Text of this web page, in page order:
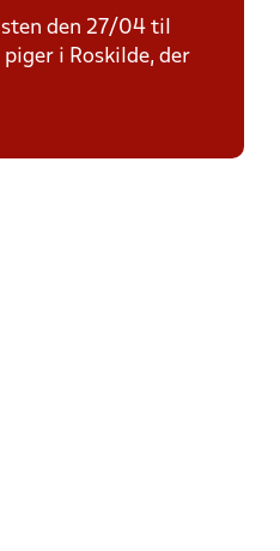
den 27/04 til
i Roskilde, der